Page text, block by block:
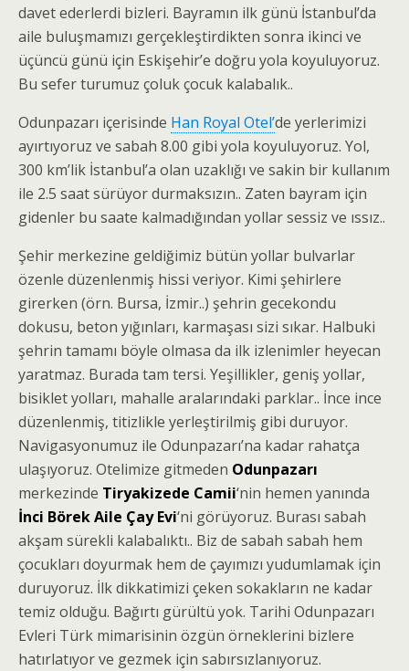
davet ederlerdi bizleri. Bayramın ilk günü İstanbul’da
aile buluşmamızı gerçekleştirdikten sonra ikinci ve
üçüncü günü için Eskişehir’e doğru yola koyuluyoruz.
Bu sefer turumuz çoluk çocuk kalabalık..
Odunpazarı içerisinde Han Royal Otel’de yerlerimizi
ayırtıyoruz ve sabah 8.00 gibi yola koyuluyoruz. Yol,
300 km’lik İstanbul’a olan uzaklığı ve sakin bir kullanım
ile 2.5 saat sürüyor durmaksızın.. Zaten bayram için
gidenler bu saate kalmadığından yollar sessiz ve ıssız..
Şehir merkezine geldiğimiz bütün yollar bulvarlar
özenle düzenlenmiş hissi veriyor. Kimi şehirlere
girerken (örn. Bursa, İzmir..) şehrin gecekondu
dokusu, beton yığınları, karmaşası sizi sıkar. Halbuki
şehrin tamamı böyle olmasa da ilk izlenimler heyecan
yaratmaz. Burada tam tersi. Yeşillikler, geniş yollar,
bisiklet yolları, mahalle aralarındaki parklar.. İnce ince
düzenlenmiş, titizlikle yerleştirilmiş gibi duruyor.
Navigasyonumuz ile Odunpazarı’na kadar rahatça
ulaşıyoruz. Otelimize gitmeden Odunpazarı
merkezinde Tiryakizede Camii‘nin hemen yanında
İnci Börek Aile Çay Evi‘ni görüyoruz. Burası sabah
akşam sürekli kalabalıktı.. Biz de sabah sabah hem
çocukları doyurmak hem de çayımızı yudumlamak için
duruyoruz. İlk dikkatimizi çeken sokakların ne kadar
temiz olduğu. Bağırtı gürültü yok. Tarihi Odunpazarı
Evleri Türk mimarisinin özgün örneklerini bizlere
hatırlatıyor ve gezmek için sabırsızlanıyoruz.